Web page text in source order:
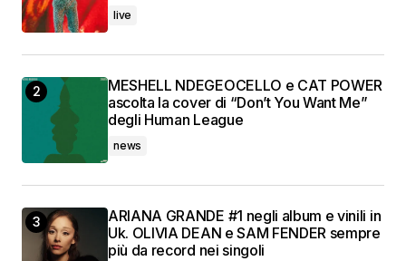
live
MESHELL NDEGEOCELLO e CAT POWER
ascolta la cover di “Don’t You Want Me”
degli Human League
news
ARIANA GRANDE #1 negli album e vinili in
Uk. OLIVIA DEAN e SAM FENDER sempre
più da record nei singoli